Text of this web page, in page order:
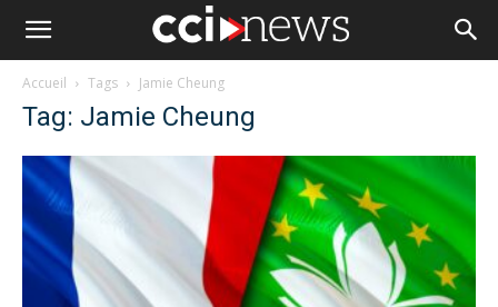
Accueil Tags Jamie Cheung
Tag: Jamie Cheung